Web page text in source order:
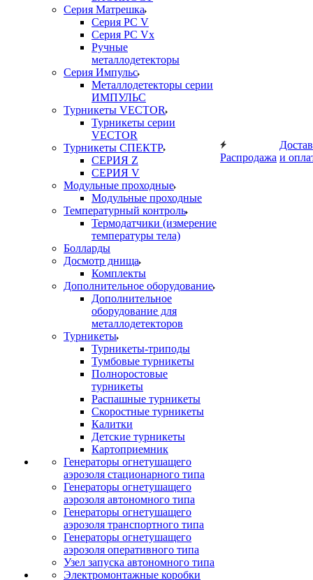
Серия Матрешка
Серия PC V
Серия PC Vx
Ручные
металлодетекторы
Серия Импульс
Металлодетекторы серии
ИМПУЛЬС
Турникеты VECTOR
Турникеты серии
VECTOR
Турникеты СПЕКТР
СЕРИЯ Z
СЕРИЯ V
Модульные проходные
Модульные проходные
Температурный контроль
Термодатчики (измерение
температуры тела)
Болларды
Досмотр днища
Комплекты
Дополнительное оборудование
Дополнительное
оборудование для
металлодетекторов
Турникеты
Турникеты-триподы
Тумбовые турникеты
Полноростовые
турникеты
Распашные турникеты
Скоростные турникеты
Калитки
Детские турникеты
Картоприемник
Генераторы огнетушащего
аэрозоля стационарного типа
Генераторы огнетушащего
аэрозоля автономного типа
Генераторы огнетушащего
аэрозоля транспортного типа
Генераторы огнетушащего
аэрозоля оперативного типа
Узел запуска автономного типа
Электромонтажные коробки
Распродажа и